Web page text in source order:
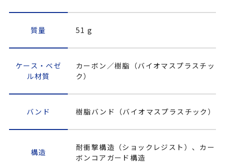
質量 51 g
ケース・ベゼ
ル材質
カーボン／樹脂（バイオマスプラスチッ
ク）
バンド 樹脂バンド（バイオマスプラスチック）
構造
耐衝撃構造（ショックレジスト）、カー
ボンコアガード構造